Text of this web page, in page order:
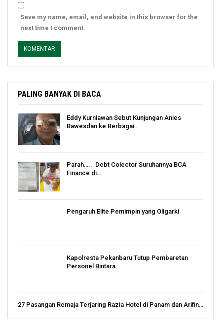
Save my name, email, and website in this browser for the
next time I comment.
PALING BANYAK DI BACA
Eddy Kurniawan Sebut Kunjungan Anies
Bawesdan ke Berbagai…
Parah….. Debt Colector Suruhannya BCA
Finance di…
Pengaruh Elite Pemimpin yang Oligarki
Kapolresta Pekanbaru Tutup Pembaretan
Personel Bintara…
27 Pasangan Remaja Terjaring Razia Hotel di Panam dan Arifin…